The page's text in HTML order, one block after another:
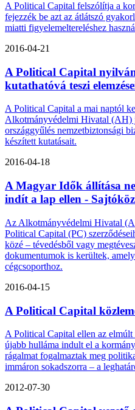
A Political Capital felszólítja a
fejezzék be azt az átlátszó
miatti figyelemeltereléshez
2016-04-21
A Political Capital
kutathatóvá teszi
A Political Capital a mai naptól
Alkotmányvédelmi Hivatal (AH)
országgyűlés nemzetbiztonsági
készített kutatásait.
2016-04-18
A Magyar Idők állítása
indít a lap ellen -
Az Alkotmányvédelmi Hivatal
Political Capital (PC)
közé – tévedésből vagy
dokumentumok is kerültek,
cégcsoporthoz.
2016-04-15
A Political Capital
A Political Capital ellen az
újabb hulláma indult el a
rágalmat fogalmaztak meg
immáron sokadszorra – a
2012-07-30